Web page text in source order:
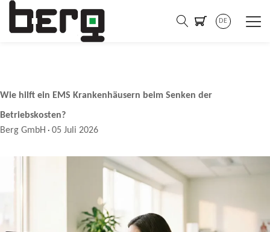
DE
Wie hilft ein EMS Krankenhäusern beim Senken der
Betriebskosten?
Berg GmbH · 05 Juli 2026